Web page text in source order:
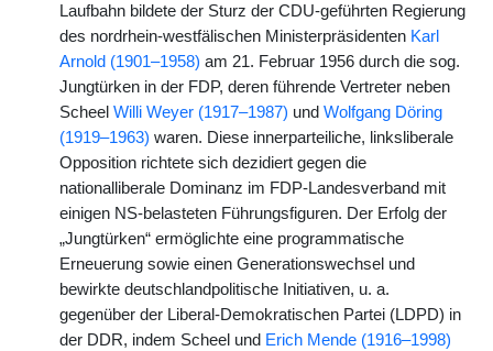
Laufbahn bildete der Sturz der CDU-geführten Regierung
des nordrhein-westfälischen Ministerpräsidenten Karl
Arnold (1901–1958) am 21. Februar 1956 durch die sog.
Jungtürken in der FDP, deren führende Vertreter neben
Scheel Willi Weyer (1917–1987) und Wolfgang Döring
(1919–1963) waren. Diese innerparteiliche, linksliberale
Opposition richtete sich dezidiert gegen die
nationalliberale Dominanz im FDP-Landesverband mit
einigen NS-belasteten Führungsfiguren. Der Erfolg der
„Jungtürken“ ermöglichte eine programmatische
Erneuerung sowie einen Generationswechsel und
bewirkte deutschlandpolitische Initiativen, u. a.
gegenüber der Liberal-Demokratischen Partei (LDPD) in
der DDR, indem Scheel und Erich Mende (1916–1998)